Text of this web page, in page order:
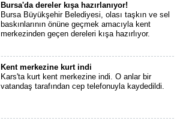
Bursa'da dereler kışa hazırlanıyor!
Bursa Büyükşehir Belediyesi, olası taşkın ve sel
baskınlarının önüne geçmek amacıyla kent
merkezinden geçen dereleri kışa hazırlıyor.
Kent merkezine kurt indi
Kars'ta kurt kent merkezine indi. O anlar bir
vatandaş tarafından cep telefonuyla kaydedildi.